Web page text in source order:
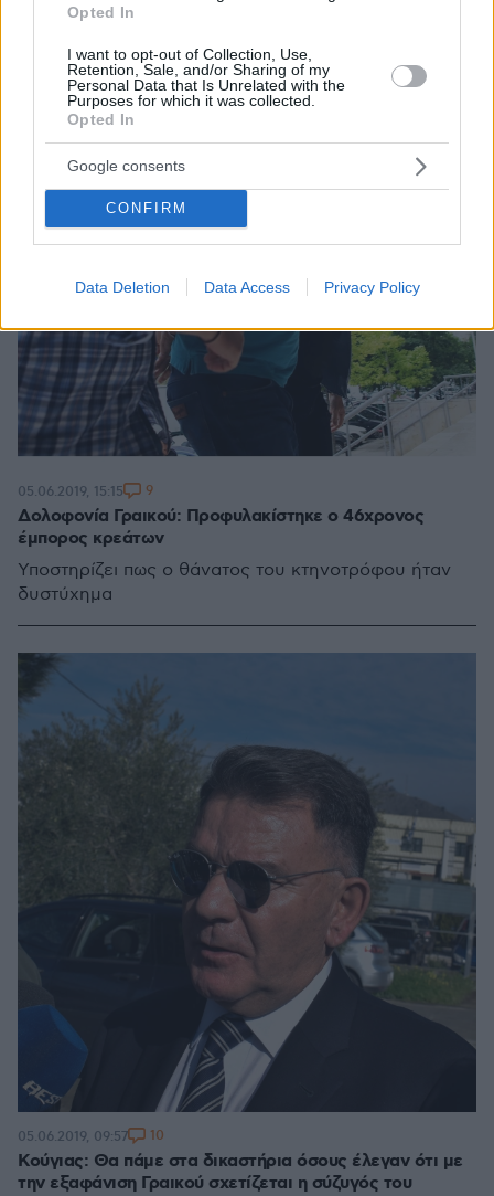
Opted In
I want to opt-out of Collection, Use,
Retention, Sale, and/or Sharing of my
Personal Data that Is Unrelated with the
Purposes for which it was collected.
Opted In
Google consents
CONFIRM
Data Deletion Data Access Privacy Policy
Δολοφονία Γραικού: Προφυλακίστηκε ο 46χρονος
έμπορος κρεάτων
Υποστηρίζει πως ο θάνατος του κτηνοτρόφου ήταν
δυστύχημα
05.06.2019, 15:15 9
Κούγιας: Θα πάμε στα δικαστήρια όσους έλεγαν ότι με
την εξαφάνιση Γραικού σχετίζεται η σύζυγός του
05.06.2019, 09:57 10